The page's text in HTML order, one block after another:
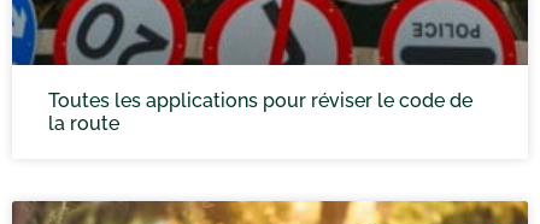
Toutes les applications pour réviser le code de
la route